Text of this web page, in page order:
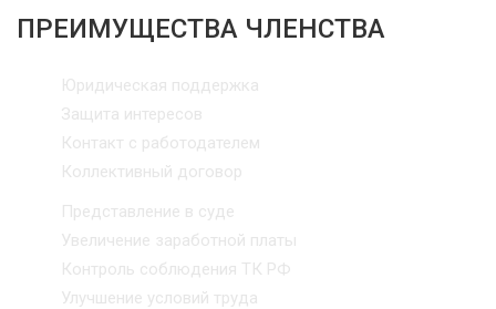
ПРЕИМУЩЕСТВА ЧЛЕНСТВА
Юридическая поддержка
Защита интересов
Контакт с работодателем
Коллективный договор
Представление в суде
Увеличение заработной платы
Контроль соблюдения ТК РФ
Улучшение условий труда